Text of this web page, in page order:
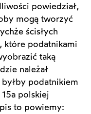
powiedział,
mogą tworzyć
ścisłych
które podatnikami
taką
należał
podatnikiem
polskiej
to powiemy: